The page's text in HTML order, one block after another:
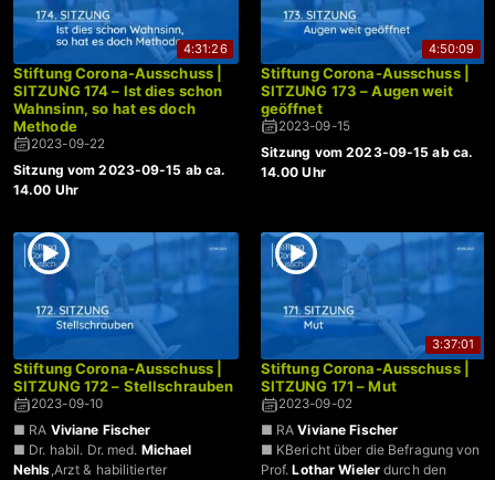
4:31:26
Stiftung Corona-Ausschuss |
SITZUNG 174 – Ist dies schon
Wahnsinn, so hat es doch
Methode
2023-09-22
Sitzung vom 2023-09-15 ab ca.
14.00 Uhr
4:50:09
Stiftung Corona-Ausschuss |
SITZUNG 173 – Augen weit
geöffnet
2023-09-15
Sitzung vom 2023-09-15 ab ca.
14.00 Uhr
Stiftung Corona-Ausschuss |
SITZUNG 172 – Stellschrauben
2023-09-10
■ RA Viviane Fischer
■ Dr. habil. Dr. med. Michael
Nehls,Arzt & habilitierter
3:37:01
Stiftung Corona-Ausschuss |
SITZUNG 171 – Mut
2023-09-02
■ RAViviane Fischer
■ KBericht über die Befragung von
Prof.Lothar Wielerdurch den